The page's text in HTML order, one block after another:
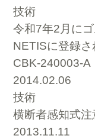
技術
令和7年2月に
NETISに登録さ
CBK-240003-A
2014.02.06
技術
横断者感知式
2013.11.11